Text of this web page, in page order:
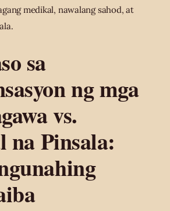
medikal, nawalang sahod, at
sa
ng mga
vs.
na Pinsala: